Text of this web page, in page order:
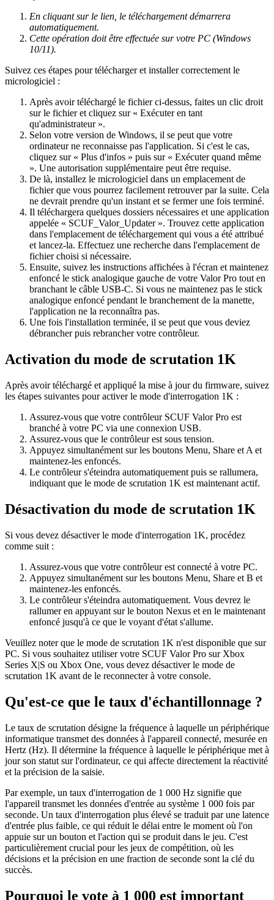
En cliquant sur le lien, le téléchargement démarrera
automatiquement.
Cette opération doit être effectuée sur votre PC (Windows
10/11).
Suivez ces étapes pour télécharger et installer correctement le
micrologiciel :
Après avoir téléchargé le fichier ci-dessus, faites un clic droit
sur le fichier et cliquez sur « Exécuter en tant
qu'administrateur ».
Selon votre version de Windows, il se peut que votre
ordinateur ne reconnaisse pas l'application. Si c'est le cas,
cliquez sur « Plus d'infos » puis sur « Exécuter quand même
». Une autorisation supplémentaire peut être requise.
De là, installez le micrologiciel dans un emplacement de
fichier que vous pourrez facilement retrouver par la suite. Cela
ne devrait prendre qu'un instant et se fermer une fois terminé.
Il téléchargera quelques dossiers nécessaires et une application
appelée « SCUF_Valor_Updater ». Trouvez cette application
dans l'emplacement de téléchargement qui vous a été attribué
et lancez-la. Effectuez une recherche dans l'emplacement de
fichier choisi si nécessaire.
Ensuite, suivez les instructions affichées à l'écran et maintenez
enfoncé le stick analogique gauche de votre Valor Pro tout en
branchant le câble USB-C. Si vous ne maintenez pas le stick
analogique enfoncé pendant le branchement de la manette,
l'application ne la reconnaîtra pas.
Une fois l'installation terminée, il se peut que vous deviez
débrancher puis rebrancher votre contrôleur.
Activation du mode de scrutation 1K
Après avoir téléchargé et appliqué la mise à jour du firmware, suivez
les étapes suivantes pour activer le mode d'interrogation 1K :
Assurez-vous que votre contrôleur SCUF Valor Pro est
branché à votre PC via une connexion USB.
Assurez-vous que le contrôleur est sous tension.
Appuyez simultanément sur les boutons Menu, Share et A et
maintenez-les enfoncés.
Le contrôleur s'éteindra automatiquement puis se rallumera,
indiquant que le mode de scrutation 1K est maintenant actif.
Désactivation du mode de scrutation 1K
Si vous devez désactiver le mode d'interrogation 1K, procédez
comme suit :
Assurez-vous que votre contrôleur est connecté à votre PC.
Appuyez simultanément sur les boutons Menu, Share et B et
maintenez-les enfoncés.
Le contrôleur s'éteindra automatiquement. Vous devrez le
rallumer en appuyant sur le bouton Nexus et en le maintenant
enfoncé jusqu'à ce que le voyant d'état s'allume.
Veuillez noter que le mode de scrutation 1K n'est disponible que sur
PC. Si vous souhaitez utiliser votre SCUF Valor Pro sur Xbox
Series X|S ou Xbox One, vous devez désactiver le mode de
scrutation 1K avant de le reconnecter à votre console.
Qu'est-ce que le taux d'échantillonnage ?
Le taux de scrutation désigne la fréquence à laquelle un périphérique
informatique transmet des données à l'appareil connecté, mesurée en
Hertz (Hz). Il détermine la fréquence à laquelle le périphérique met à
jour son statut sur l'ordinateur, ce qui affecte directement la réactivité
et la précision de la saisie.
Par exemple, un taux d'interrogation de 1 000 Hz signifie que
l'appareil transmet les données d'entrée au système 1 000 fois par
seconde. Un taux d'interrogation plus élevé se traduit par une latence
d'entrée plus faible, ce qui réduit le délai entre le moment où l'on
appuie sur un bouton et l'action qui se produit dans le jeu. C'est
particulièrement crucial pour les jeux de compétition, où les
décisions et la précision en une fraction de seconde sont la clé du
succès.
Pourquoi le vote à 1 000 est important